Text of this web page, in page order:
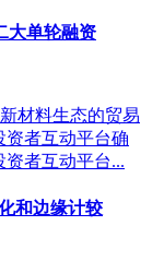
大单轮融资
材料生态的贸易
资者互动平台确
者互动平台...
和边缘计较